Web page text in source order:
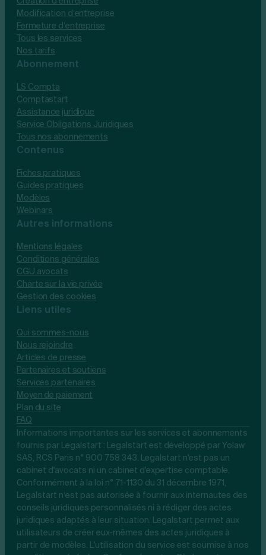
Modification d’entreprise
Fermeture d’entreprise
Tous les services
Nos tarifs
Abonnement
LS Compta
Comptastart
Assistance juridique
Service Obligations Juridiques
Tous nos abonnements
Contenus
Fiches pratiques
Guides pratiques
Modèles
Webinars
Autres informations
Mentions légales
Conditions générales
CGU avocats
Charte sur la vie privée
Gestion des cookies
Liens utiles
Qui sommes-nous
Nous rejoindre
Articles de presse
Partenaires et soutiens
Services partenaires
Moyen de paiement
Plan du site
FAQ
Informations importantes sur les services et abonnements
fournis par Legalstart : Legalstart est développé par Yolaw
SAS, RCS Paris n° 900 758 343. Legalstart n'est pas un
cabinet d'avocats ni un cabinet d'expertise comptable.
Conformément à la loi n° 71-1130 du 31 décembre 1971,
Legalstart n’est pas autorisée à fournir aux internautes des
conseils juridiques personnalisés ni à rédiger des actes
juridiques adaptés à leur situation. Legalstart permet aux
utilisateurs de créer eux-mêmes des actes juridiques à
partir de modèles. L'utilisation du service est soumise à nos